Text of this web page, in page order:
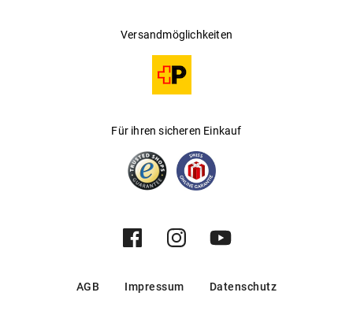
Versandmöglichkeiten
Für ihren sicheren Einkauf
AGB Impressum Datenschutz